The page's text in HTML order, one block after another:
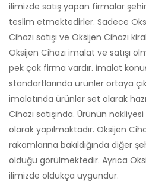
ilimizde satış yapan firmalar
teslim etmektedirler. Sadece
Cihazı satışı ve Oksijen Cihazı
Oksijen Cihazı imalat ve satışı
pek çok firma vardır. İmalat
standartlarında ürünler ortaya
imalatında ürünler set olarak
Cihazı satışında. Ürünün
olarak yapılmaktadır. Oksijen
rakamlarına bakıldığında diğer
olduğu görülmektedir. Ayrıca
ilimizde oldukça uygundur.